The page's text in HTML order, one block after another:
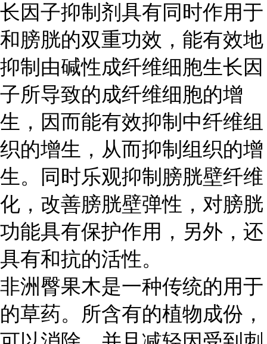
长因子抑制剂具有同时作用于
和膀胱的双重功效，能有效地
抑制由碱性成纤维细胞生长因
子所导致的成纤维细胞的增
生，因而能有效抑制中纤维组
织的增生，从而抑制组织的增
生。同时乐观抑制膀胱壁纤维
化，改善膀胱壁弹性，对膀胱
功能具有保护作用，另外，还
具有和抗的活性。
非洲臀果木是一种传统的用于
的草药。所含有的植物成份，